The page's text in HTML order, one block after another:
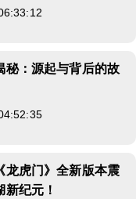
秘：源起与背后的故
龙虎门》全新版本震
纪元！